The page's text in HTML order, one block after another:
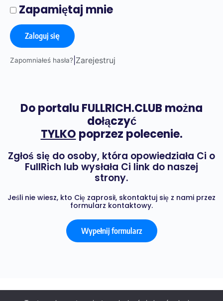
Do portalu FULLRICH.CLUB można
dołączyć
TYLKO poprzez polecenie.
Zgłoś się do osoby, która opowiedziała Ci o
FullRich lub wysłała Ci link do naszej
strony.
Jeśli nie wiesz, kto Cię zaprosił, skontaktuj się z nami przez
formularz kontaktowy.
Wypełnij formularz
Zapamiętaj mnie
Zaloguj się
Zapomniałeś hasła? Zarejestruj